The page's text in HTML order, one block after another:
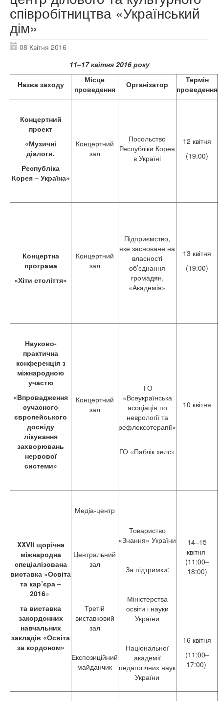
співробітництва «Український
дім»
08 Квітня 2016
11–17 квітня 2016 року
Назва заходу
Місце
проведення
Організатор
Термін
проведення
Концертний
проект
«Музичні
діалоги.
Республіка
Корея–Україна»
Концертний
зал
Посольство
Республіки Корея
в Україні
12 квітня
(19:00)
Концертна
програма
«Хіти століття»
Концертний
зал
Підприємство,
яке засноване на
власності
об’єднання
громадян,
«Академія»
13 квітня
(19:00)
Науково-
практична
конференція з
міжнародною
участю
«Впровадження
сучасного
європейського
досвіду
лікування
захворювань
нервової
системи»
Концертний
зал
ГО
«Всеукраїнська
асоціація по
неврології та
рефлексотерапії»
ГО «Паблік хелс»
10 квітня
XXVIІ щорічна
міжнародна
спеціалізована
виставка «Освіта
та кар’єра –
2016»
та виставка
закордонних
навчальних
закладів «Освіта
за кордоном»
Медіа-центр
Центральний
зал
Третій
виставковий
зал
Експозиційний
майданчик
Товариство
«Знання» України
За підтримки:
Міністерства
освіти і науки
України
Національної
академії
педагогічних наук
України
14–15
квітня
(11:00–
18:00)
16 квітня
(11:00–
17:00)